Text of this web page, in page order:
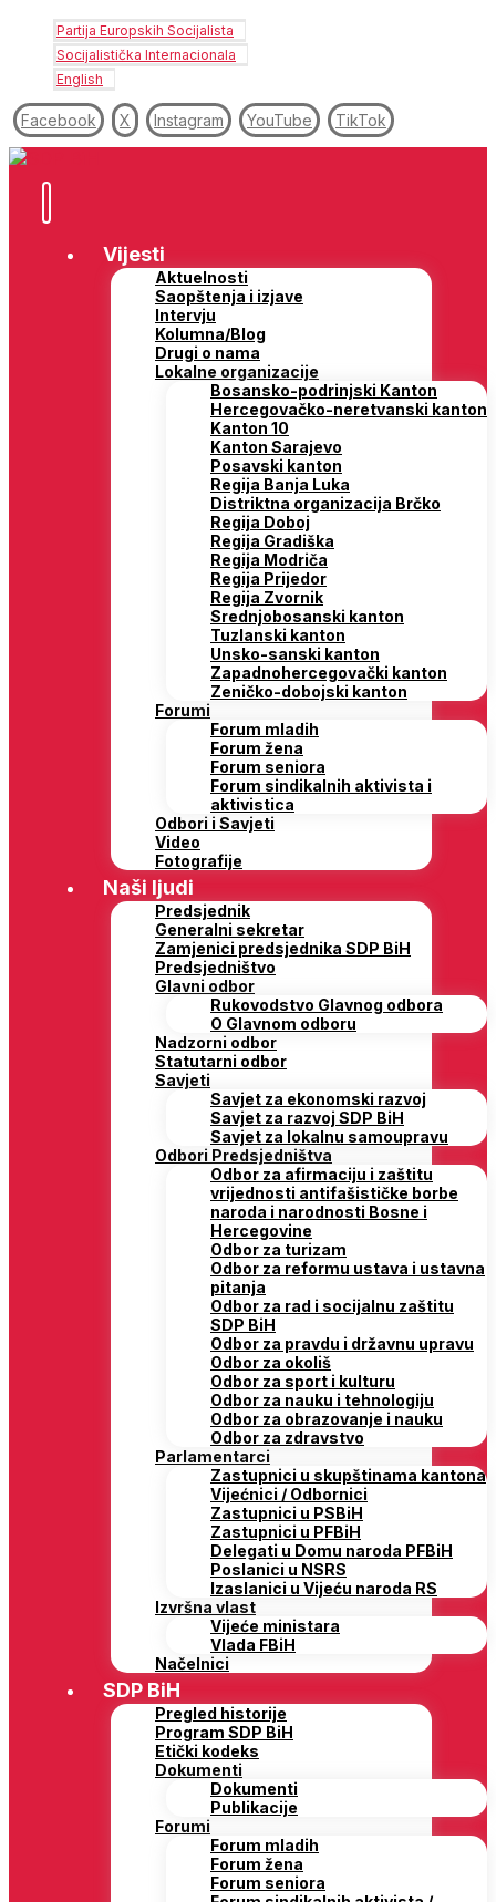
Partija Europskih Socijalista
Socijalistička Internacionala
English
Facebook X Instagram YouTube TikTok
Vijesti
Aktuelnosti
Saopštenja i izjave
Intervju
Kolumna/Blog
Drugi o nama
Lokalne organizacije
Bosansko-podrinjski Kanton
Hercegovačko-neretvanski kanton
Kanton 10
Kanton Sarajevo
Posavski kanton
Regija Banja Luka
Distriktna organizacija Brčko
Regija Doboj
Regija Gradiška
Regija Modriča
Regija Prijedor
Regija Zvornik
Srednjobosanski kanton
Tuzlanski kanton
Unsko-sanski kanton
Zapadnohercegovački kanton
Zeničko-dobojski kanton
Forumi
Forum mladih
Forum žena
Forum seniora
Forum sindikalnih aktivista i
aktivistica
Odbori i Savjeti
Video
Fotografije
Naši ljudi
Predsjednik
Generalni sekretar
Zamjenici predsjednika SDP BiH
Predsjedništvo
Glavni odbor
Rukovodstvo Glavnog odbora
O Glavnom odboru
Nadzorni odbor
Statutarni odbor
Savjeti
Savjet za ekonomski razvoj
Savjet za razvoj SDP BiH
Savjet za lokalnu samoupravu
Odbori Predsjedništva
Odbor za afirmaciju i zaštitu
vrijednosti antifašističke borbe
naroda i narodnosti Bosne i
Hercegovine
Odbor za turizam
Odbor za reformu ustava i ustavna
pitanja
Odbor za rad i socijalnu zaštitu
SDP BiH
Odbor za pravdu i državnu upravu
Odbor za okoliš
Odbor za sport i kulturu
Odbor za nauku i tehnologiju
Odbor za obrazovanje i nauku
Odbor za zdravstvo
Parlamentarci
Zastupnici u skupštinama kantona
Vijećnici / Odbornici
Zastupnici u PSBiH
Zastupnici u PFBiH
Delegati u Domu naroda PFBiH
Poslanici u NSRS
Izaslanici u Vijeću naroda RS
Izvršna vlast
Vijeće ministara
Vlada FBiH
Načelnici
SDP BiH
Pregled historije
Program SDP BiH
Etički kodeks
Dokumenti
Dokumenti
Publikacije
Forumi
Forum mladih
Forum žena
Forum seniora